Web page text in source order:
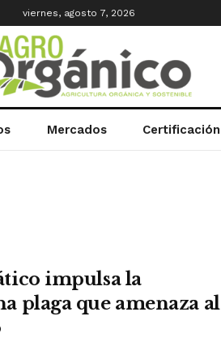
viernes, agosto 7, 2026
Mercados Certificación
impulsa la
plaga que amenaza al